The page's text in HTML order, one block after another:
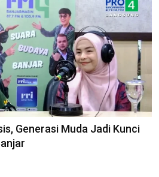
Generasi Muda Jadi Kunci